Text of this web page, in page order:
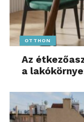
OTTHON
Az
a